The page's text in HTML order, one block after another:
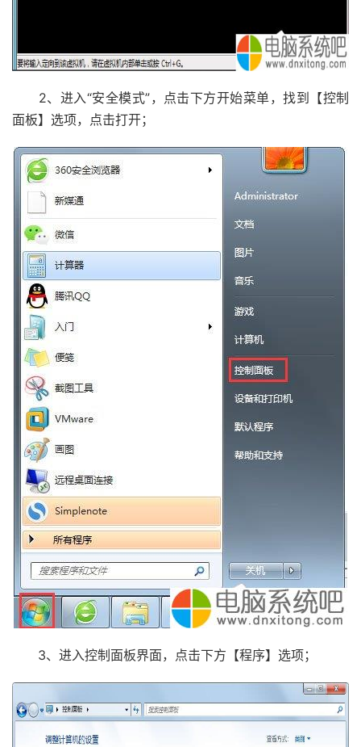
2、进入“安全模式”，点击下方开始菜单，找到【控制
面板】选项，点击打开；
3、进入控制面板界面，点击下方【程序】选项；